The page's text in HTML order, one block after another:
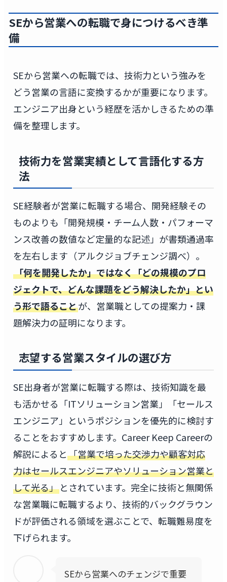
SEから営業への転職で身につけるべき準
備
SEから営業への転職では、技術力という強みを
どう営業の言語に変換するかが重要になります。
エンジニア出身という経歴を活かしきるための準
備を整理します。
技術力を営業実績として言語化する方
法
SE経験者が営業に転職する場合、開発経験その
ものよりも「開発規模・チーム人数・パフォーマ
ンス改善の数値など定量的な記述」が書類通過率
を左右します（アルクジョブチェンジ調べ）。
「何を開発したか」ではなく「どの規模のプロ
ジェクトで、どんな課題をどう解決したか」とい
う形で語ることが、営業職としての提案力・課
題解決力の証明になります。
志望する営業スタイルの選び方
SE出身者が営業に転職する際は、技術知識を最
も活かせる「ITソリューション営業」「セールス
エンジニア」というポジションを優先的に検討す
ることをおすすめします。Career Keep Careerの
解説によると「営業で培った交渉力や顧客対応
力はセールスエンジニアやソリューション営業と
して光る」とされています。完全に技術と無関係
な営業職に転職するより、技術的バックグラウン
ドが評価される領域を選ぶことで、転職難易度を
下げられます。
SEから営業へのチェンジで重要